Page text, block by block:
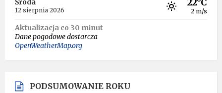
Środa
12 sierpnia 2026 2 m/s
Aktualizacja co 30 minut
Dane pogodowe dostarcza
OpenWeatherMap.org
PODSUMOWANIE ROKU